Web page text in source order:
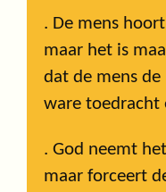
. De mens
maar het is
dat de mens de
ware toedracht
. God neemt
maar forceert